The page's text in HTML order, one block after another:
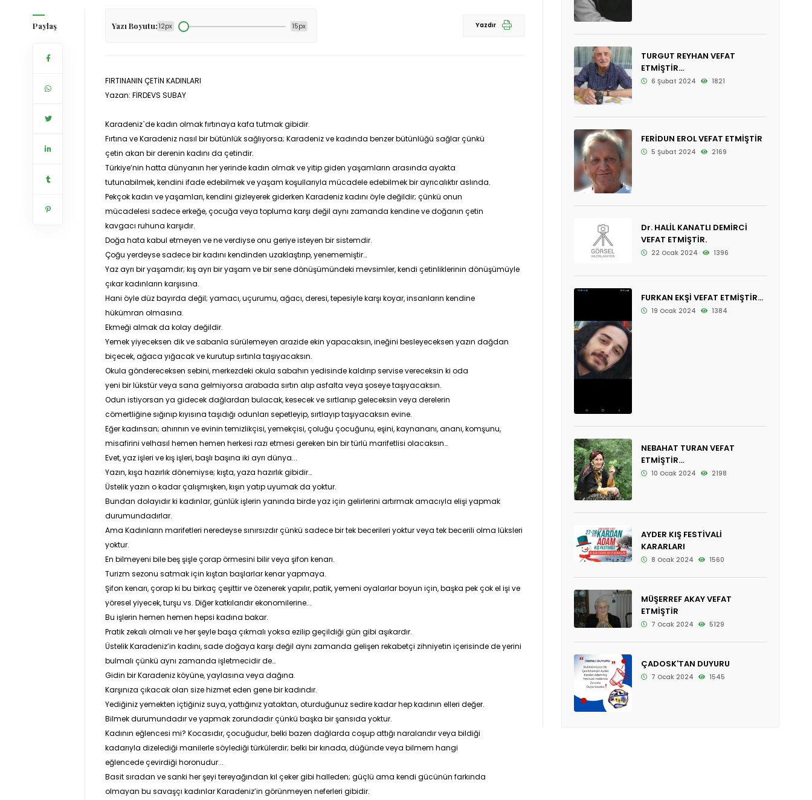
Paylaş Yazı Boyutu: 12px 15px Yazdır
FIRTINANIN ÇETİN KADINLARI
Yazan: FİRDEVS SUBAY
Karadeniz`de kadın olmak fırtınaya kafa tutmak gibidir.
Fırtına ve Karadeniz nasıl bir bütünlük sağlıyorsa; Karadeniz ve kadında benzer bütünlüğü sağlar çünkü
çetin akan bir derenin kadını da çetindir.
Türkiye’nin hatta dünyanın her yerinde kadın olmak ve yitip giden yaşamların arasında ayakta
tutunabilmek, kendini ifade edebilmek ve yaşam koşullarıyla mücadele edebilmek bir ayrıcalıktır aslında.
Pekçok kadın ve yaşamları, kendini gizleyerek giderken Karadeniz kadını öyle değildir; çünkü onun
mücadelesi sadece erkeğe, çocuğa veya topluma karşı değil aynı zamanda kendine ve doğanın çetin
kavgacı ruhuna karşıdır.
Doğa hata kabul etmeyen ve ne verdiyse onu geriye isteyen bir sistemdir.
Çoğu yerdeyse sadece bir kadını kendinden uzaklaştırıp, yenememiştir…
Yaz ayrı bir yaşamdır; kış ayrı bir yaşam ve bir sene dönüşümündeki mevsimler, kendi çetinliklerinin dönüşümüyle
çıkar kadınların karşısına.
Hani öyle düz bayırda değil; yamacı, uçurumu, ağacı, deresi, tepesiyle karşı koyar, insanların kendine
hükümran olmasına.
Ekmeği almak da kolay değildir.
Yemek yiyeceksen dik ve sabanla sürülemeyen arazide ekin yapacaksın, ineğini besleyeceksen yazın dağdan
biçecek, ağaca yığacak ve kurutup sırtınla taşıyacaksın.
Okula göndereceksen sebini, merkezdeki okula sabahın yedisinde kaldırıp servise vereceksin ki oda
yeni bir lükstür veya sana gelmiyorsa arabada sırtın alıp asfalta veya şoseye taşıyacaksın.
Odun istiyorsan ya gidecek dağlardan bulacak, kesecek ve sırtlanıp geleceksin veya derelerin
cömertliğine sığınıp kıyısına taşıdığı odunları sepetleyip, sırtlayıp taşıyacaksın evine.
Eğer kadınsan; ahırının ve evinin temizlikçisi, yemekçisi, çoluğu çocuğunu, eşini, kaynananı, ananı, komşunu,
misafirini velhasıl hemen hemen herkesi razı etmesi gereken bin bir türlü marifetlisi olacaksın…
Evet, yaz işleri ve kış işleri, başlı başına iki ayrı dünya...
Yazın, kışa hazırlık dönemiyse; kışta, yaza hazırlık gibidir…
Üstelik yazın o kadar çalışmışken, kışın yatıp uyumak da yoktur.
Bundan dolayıdır ki kadınlar, günlük işlerin yanında birde yaz için gelirlerini artırmak amacıyla elişi yapmak
durumundadırlar.
Ama Kadınların marifetleri neredeyse sınırsızdır çünkü sadece bir tek becerileri yoktur veya tek becerili olma lüksleri
yoktur.
En bilmeyeni bile beş şişle çorap örmesini bilir veya şifon kenarı.
Turizm sezonu satmak için kıştan başlarlar kenar yapmaya.
Şifon kenarı, çorap ki bu birkaç çeşittir ve özenerek yapılır, patik, yemeni oyalarlar boyun için, başka pek çok el işi ve
yöresel yiyecek, turşu vs. Diğer katkılarıdır ekonomilerine...
Bu işlerin hemen hemen hepsi kadına bakar.
Pratik zekalı olmalı ve her şeyle başa çıkmalı yoksa ezilip geçildiği gün gibi aşıkardır.
Üstelik Karadeniz’in kadını, sade doğaya karşı değil aynı zamanda gelişen rekabetçi zihniyetin içerisinde de yerini
bulmalı çünkü aynı zamanda işletmecidir de…
Gidin bir Karadeniz köyüne, yaylasına veya dağına.
Karşınıza çıkacak olan size hizmet eden gene bir kadındır.
Yediğiniz yemekten içtiğiniz suya, yattığınız yataktan, oturduğunuz sedire kadar hep kadının elleri değer.
Bilmek durumundadır ve yapmak zorundadır çünkü başka bir şansıda yoktur.
Kadının eğlencesi mi? Kocasıdır, çocuğudur, belki bazen dağlarda coşup attığı naralarıdır veya bildiği
kadarıyla dizelediği manilerle söylediği türkülerdir; belki bir kınada, düğünde veya bilmem hangi
eğlencede çevirdiği horonudur...
Basit sıradan ve sanki her şeyi tereyağından kıl çeker gibi halleden; güçlü ama kendi gücünün farkında
olmayan bu savaşçı kadınlar Karadeniz’in görünmeyen neferleri gibidir.
TURGUT REYHAN VEFAT
ETMİŞTİR...
6 Şubat 2024 1821
FERİDUN EROL VEFAT ETMİŞTİR
5 Şubat 2024 2169
Dr. HALİL KANATLI DEMİRCİ
VEFAT ETMİŞTİR.
22 Ocak 2024 1396
FURKAN EKŞİ VEFAT ETMİŞTİR...
19 Ocak 2024 1384
NEBAHAT TURAN VEFAT
ETMİŞTİR...
10 Ocak 2024 2198
AYDER KIŞ FESTİVALİ
KARARLARI
8 Ocak 2024 1560
MÜŞERREF AKAY VEFAT
ETMİŞTİR
7 Ocak 2024 5129
ÇADOSK'TAN DUYURU
7 Ocak 2024 1545